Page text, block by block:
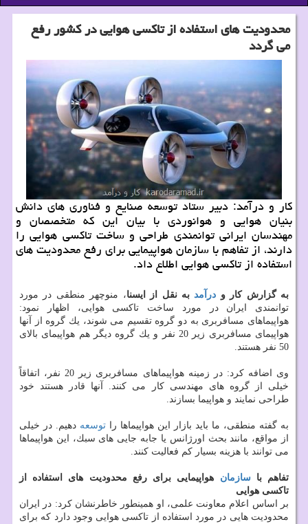
محدودیت های استفاده از تاكسی هوایی در كشور رفع
می گردد
كار و درآمد: دبیر ستاد توسعه صنایع و فناوری های دانش
بنیان هوایی و هوانوردی با بیان این كه متخصصان و
مهندسان ایرانی توانمندی طراحی و ساخت تاكسی هوایی را
دارند، از تفاهم با سازمان هواپیمایی برای رفع محدودیت های
استفاده از تاكسی هوایی اطلاع داد.
به گزارش كار و درآمدبه نقل از ایسنا، منوچهر منطقی در مورد
توانمندی ایران در مورد ساخت تاكسی هوایی، اظهار نمود:
هواپیماهای مسافربری به دو گروه تقسیم می شوند، یك گروه از آنها
هواپیمای مسافربری زیر 20 نفر و یك گروه دیگر هم هواپیمای بالای
50 نفر هستند.
وی اضافه كرد: در زمینه هواپیماهای مسافربری زیر 20 نفر، اتفاقاً
خیلی از گروه های مهندسی كار می كنند. آنها قادر هستند خود
طراحی نمایند و هواپیما بسازند.
به گفته منطقی، ما باید بازار این هواپیماها را توسعه دهیم. در خیلی
از مواقع، مانند بحث اورژانس یا جابه جایی های سبك، این هواپیماها
می توانند با هزینه بسیار كم فعالیت كنند.
تفاهم باسازمان هواپیمایی برای رفع محدودیت های استفاده از
تاكسی هوایی
بر اساس اعلام معاونت علمی، او همینطور خاطرنشان كرد: در ایران
محدودیت هایی در مورد استفاده از تاكسی هوایی وجود دارد كه برای